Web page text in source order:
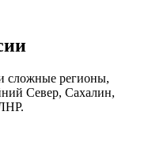
сложные регионы,
Север, Сахалин,